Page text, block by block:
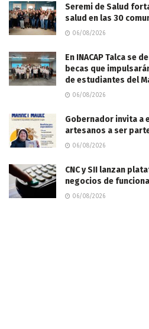
Seremi de Salud
salud en las 30
06/08/2026
En INACAP Talca se
becas que
de estudiantes del
06/08/2026
Gobernador invita a
artesanos a ser
06/08/2026
CNC y SII lanzan
negocios de
06/08/2026